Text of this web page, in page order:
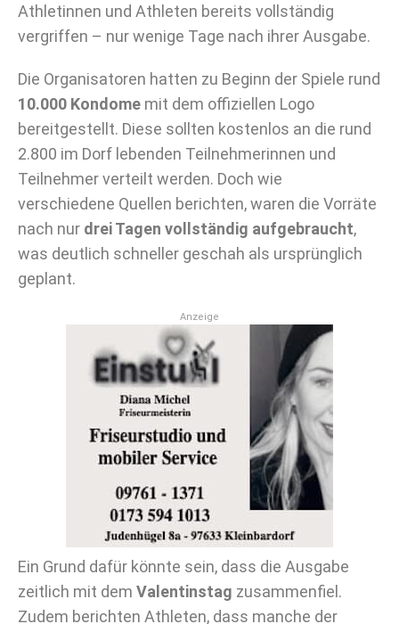
Athletinnen und Athleten bereits vollständig
vergriffen – nur wenige Tage nach ihrer Ausgabe.
Die Organisatoren hatten zu Beginn der Spiele rund
10.000 Kondome mit dem offiziellen Logo
bereitgestellt. Diese sollten kostenlos an die rund
2.800 im Dorf lebenden Teilnehmerinnen und
Teilnehmer verteilt werden. Doch wie
verschiedene Quellen berichten, waren die Vorräte
nach nur drei Tagen vollständig aufgebraucht,
was deutlich schneller geschah als ursprünglich
geplant.
Anzeige
Ein Grund dafür könnte sein, dass die Ausgabe
zeitlich mit dem Valentinstag zusammenfiel.
Zudem berichten Athleten, dass manche der